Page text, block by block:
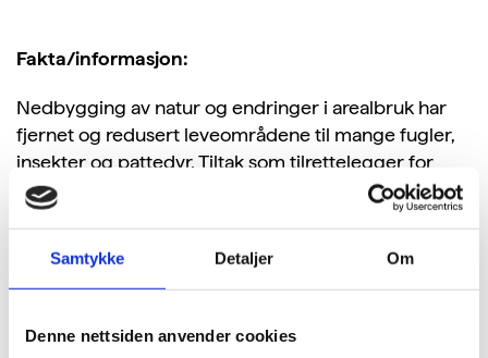
Samtykke Detaljer Om
Denne nettsiden anvender cookies
Fakta/informasjon:
Nedbygging av natur og endringer i arealbruk har
fjernet og redusert leveområdene til mange fugler,
insekter og pattedyr. Tiltak som tilrettelegger for
dyreliv også i byer og i andre tettbygde strøk kan
redusere den negative påvirkningen mennesker har
tidligere leveområder. Det viktigste vi kan gjøre for å
hjelpe dyrene å tilpasse seg urbane miljøer er å ta
vare på naturlige elementer som trær, busker,